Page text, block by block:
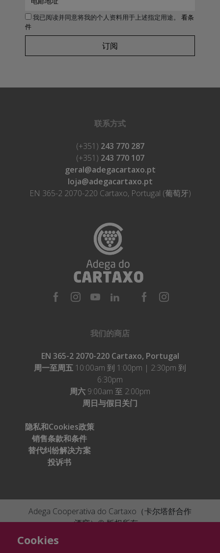
我已阅读并同意将我的个人资料用于上述指定用途。 看条
件
订阅
联系方式
(+351) 243 770 287
(+351) 243 770 107
geral@adegacartaxo.pt
loja@adegacartaxo.pt
EN 365-2 2070-220 Cartaxo, Portugal (葡萄牙)
我们的商店
EN 365-2 2070-220 Cartaxo, Portugal
周一至周五 10:00am 到 1:00pm | 2:30pm 到
6:30pm
周六 9:00am 至 2:00pm
周日与假日关门
隐私和Cookies政策
销售条款和条件
替代纠纷解决方案
投诉书
Adega Cooperativa do Cartaxo（卡尔塔舒合作
酒窖）© 版权所有。
Cookies